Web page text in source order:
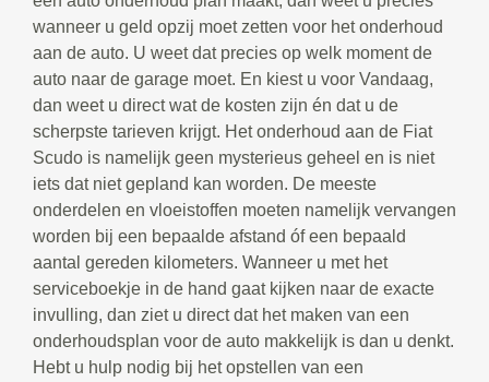
wanneer u geld opzij moet zetten voor het onderhoud
aan de auto. U weet dat precies op welk moment de
auto naar de garage moet. En kiest u voor Vandaag,
dan weet u direct wat de kosten zijn én dat u de
scherpste tarieven krijgt. Het onderhoud aan de Fiat
Scudo is namelijk geen mysterieus geheel en is niet
iets dat niet gepland kan worden. De meeste
onderdelen en vloeistoffen moeten namelijk vervangen
worden bij een bepaalde afstand óf een bepaald
aantal gereden kilometers. Wanneer u met het
serviceboekje in de hand gaat kijken naar de exacte
invulling, dan ziet u direct dat het maken van een
onderhoudsplan voor de auto makkelijk is dan u denkt.
Hebt u hulp nodig bij het opstellen van een